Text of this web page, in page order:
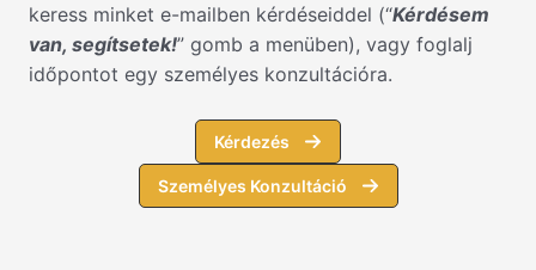
keress minket e-mailben kérdéseiddel (“Kérdésem
van, segítsetek!” gomb a menüben), vagy foglalj
időpontot egy személyes konzultációra.
Kérdezés
Személyes Konzultáció